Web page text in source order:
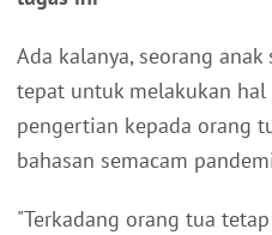
Ada kalanya, seorang
tepat untuk melakukan hal
pengertian kepada orang
bahasan semacam
"Terkadang orang tua